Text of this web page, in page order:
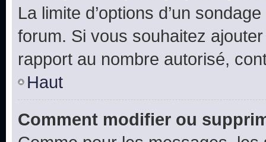
La limite d’options d’un
forum. Si vous souhaitez
rapport au nombre autorisé,
Haut
Comment modifier ou